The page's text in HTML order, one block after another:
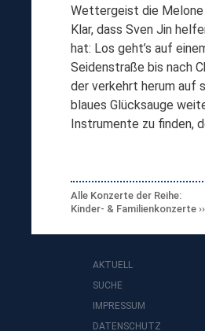
Wettergeist die
Klar, dass Sven Jin
hat: Los geht’s auf
Seidenstraße bis nach
der verkehrt herum auf
blaues Glücksauge
Instrumente zu finden,
Alle Konzerte der Reihe:
Kinder- & Familienkonzerte
AKTUELL
SUCHE
IMPRESSUM
DATENSCHUTZ